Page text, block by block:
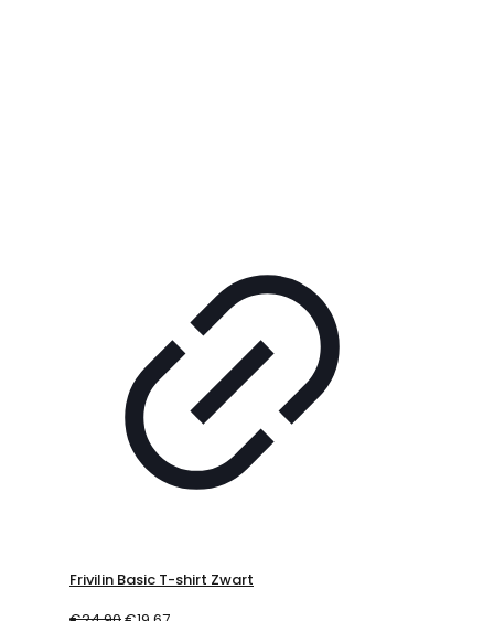
Frivilin Basic T-shirt Zwart